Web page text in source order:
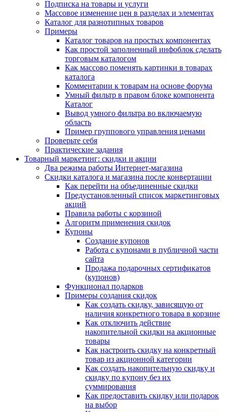
Подписка на товары и услуги
Массовое изменение цен в разделах и элементах
Каталог для разнотипных товаров
Примеры
Каталог товаров на простых компонентах
Как простой заполненный инфоблок сделать
торговым каталогом
Как массово поменять картинки в товарах
каталога
Комментарии к товарам на основе форума
Умный фильтр в правом блоке компонента
Каталог
Вывод умного фильтра во включаемую
область
Пример группового управления ценами
Проверьте себя
Практические задания
Товарный маркетинг: скидки и акции
Два режима работы Интернет-магазина
Скидки каталога и магазина после конвертации
Как перейти на объединенные скидки
Предустановленный список маркетинговых
акций
Правила работы с корзиной
Алгоритм применения скидок
Купоны
Создание купонов
Работа с купонами в публичной части
сайта
Продажа подарочных сертификатов
(купонов)
Функционал подарков
Примеры создания скидок
Как создать скидку, зависящую от
наличия конкретного товара в корзине
Как отключить действие
накопительной скидки на акционные
товары
Как настроить скидку на конкретный
товар из акционной категории
Как создать накопительную скидку и
скидку по купону без их
суммирования
Как предоставить скидку или подарок
на выбор